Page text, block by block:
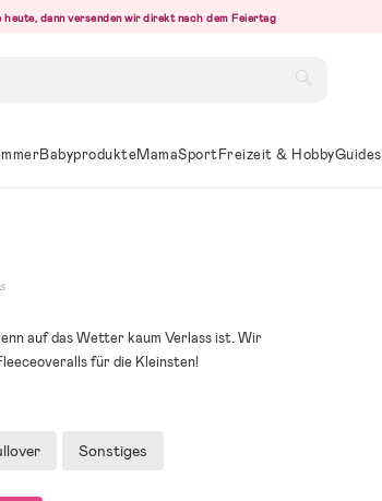
heute, dann versenden wir direkt nach dem Feiertag
BabyprodukteMamaSportFreizeit & HobbyGuides
auf das Wetter kaum Verlass ist. Wir
für die Kleinsten!
Sonstiges